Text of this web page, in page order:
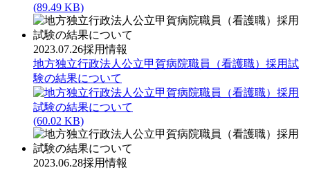
(89.49 KB)
2023.07.26採用情報
地方独立行政法人公立甲賀病院職員（看護職）採用試
験の結果について
(60.02 KB)
2023.06.28採用情報